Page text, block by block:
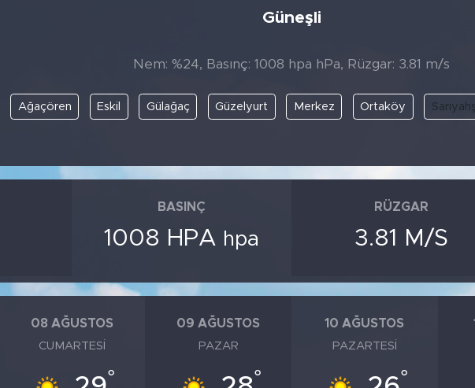
Güneşli
Nem: %24, Basınç: 1008 hpa hPa, Rüzgar: 3.81 m/s
Ağaçören Eskil Gülağaç Güzelyurt Merkez Ortaköy
BASINÇ
1008 HPA hpa
RÜZGAR
3.81 M/S
08 AĞUSTOS
CUMARTESI
°
09 AĞUSTOS
PAZAR
°
10 AĞUSTOS
PAZARTESI
°